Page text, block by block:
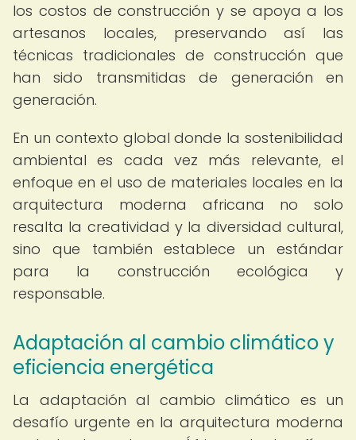
los costos de construcción y se apoya a los
artesanos locales, preservando así las
técnicas tradicionales de construcción que
han sido transmitidas de generación en
generación.
En un contexto global donde la sostenibilidad
ambiental es cada vez más relevante, el
enfoque en el uso de materiales locales en la
arquitectura moderna africana no solo
resalta la creatividad y la diversidad cultural,
sino que también establece un estándar
para la construcción ecológica y
responsable.
Adaptación al cambio climático y
eficiencia energética
La adaptación al cambio climático es un
desafío urgente en la arquitectura moderna